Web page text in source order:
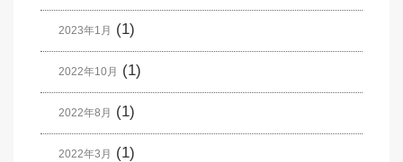
2023年1月 (1)
2022年10月 (1)
2022年8月 (1)
2022年3月 (1)